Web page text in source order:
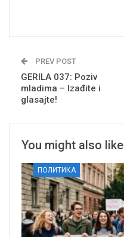
PREV POST
GERILA 037: Poziv
mladima – Izađite i
glasajte!
You might also like
ПОЛИТИКА